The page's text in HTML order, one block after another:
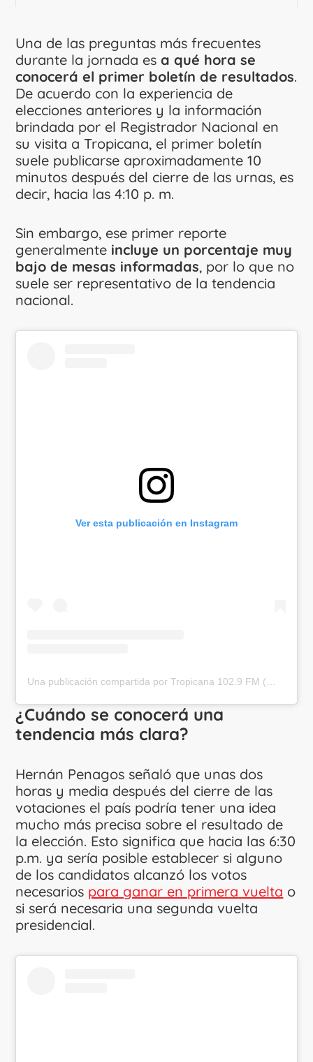
Una de las preguntas más frecuentes
durante la jornada esa qué hora se
conocerá el primer boletín de resultados.
De acuerdo con la experiencia de
elecciones anteriores y la información
brindada por el Registrador Nacional en
su visita a Tropicana, el primer boletín
suele publicarse aproximadamente 10
minutos después del cierre de las urnas, es
decir, hacia las 4:10 p. m.
Sin embargo, ese primer reporte
generalmente incluye un porcentaje muy
bajo de mesas informadas, por lo que no
suele ser representativo de la tendencia
nacional.
Ver esta publicación en Instagram
¿Cuándo se conocerá una
tendencia más clara?
Hernán Penagos señaló que unas dos
horas y media después del cierre de las
votaciones el país podría tener una idea
mucho más precisa sobre el resultado de
la elección. Esto significa que hacia las 6:30
p.m. ya sería posible establecer si alguno
de los candidatos alcanzó los votos
necesarios para ganar en primera vuelta o
si será necesaria una segunda vuelta
presidencial.